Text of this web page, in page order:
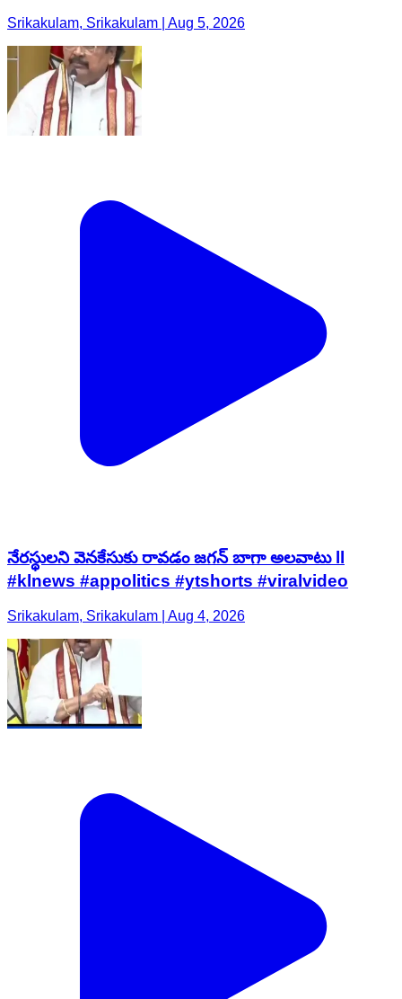
Srikakulam, Srikakulam | Aug 5, 2026
నేరస్థులని వెనకేసుకు రావడం జగన్ బాగా అలవాటు ll
#klnews #appolitics #ytshorts #viralvideo
Srikakulam, Srikakulam | Aug 4, 2026